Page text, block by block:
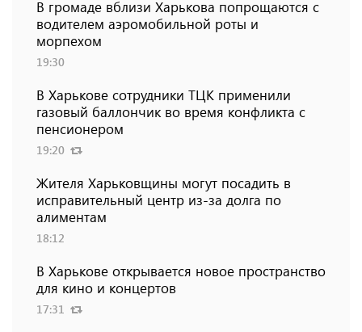
В громаде вблизи Харькова попрощаются с
водителем аэромобильной роты и
морпехом
19:30
В Харькове сотрудники ТЦК применили
газовый баллончик во время конфликта с
пенсионером
19:20
Жителя Харьковщины могут посадить в
исправительный центр из-за долга по
алиментам
18:12
В Харькове открывается новое пространство
для кино и концертов
17:31